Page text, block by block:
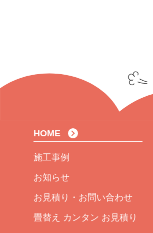
HOME
施工事例
お知らせ
お見積り・お問い合わせ
畳替え カンタン お見積り